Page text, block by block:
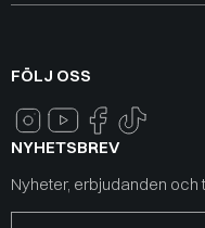
FÖLJ OSS
NYHETSBREV
Nyheter, erbjudanden och